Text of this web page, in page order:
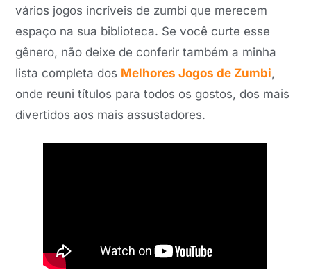
vários jogos incríveis de zumbi que merecem
espaço na sua biblioteca. Se você curte esse
gênero, não deixe de conferir também a minha
lista completa dos Melhores Jogos de Zumbi,
onde reuni títulos para todos os gostos, dos mais
divertidos aos mais assustadores.